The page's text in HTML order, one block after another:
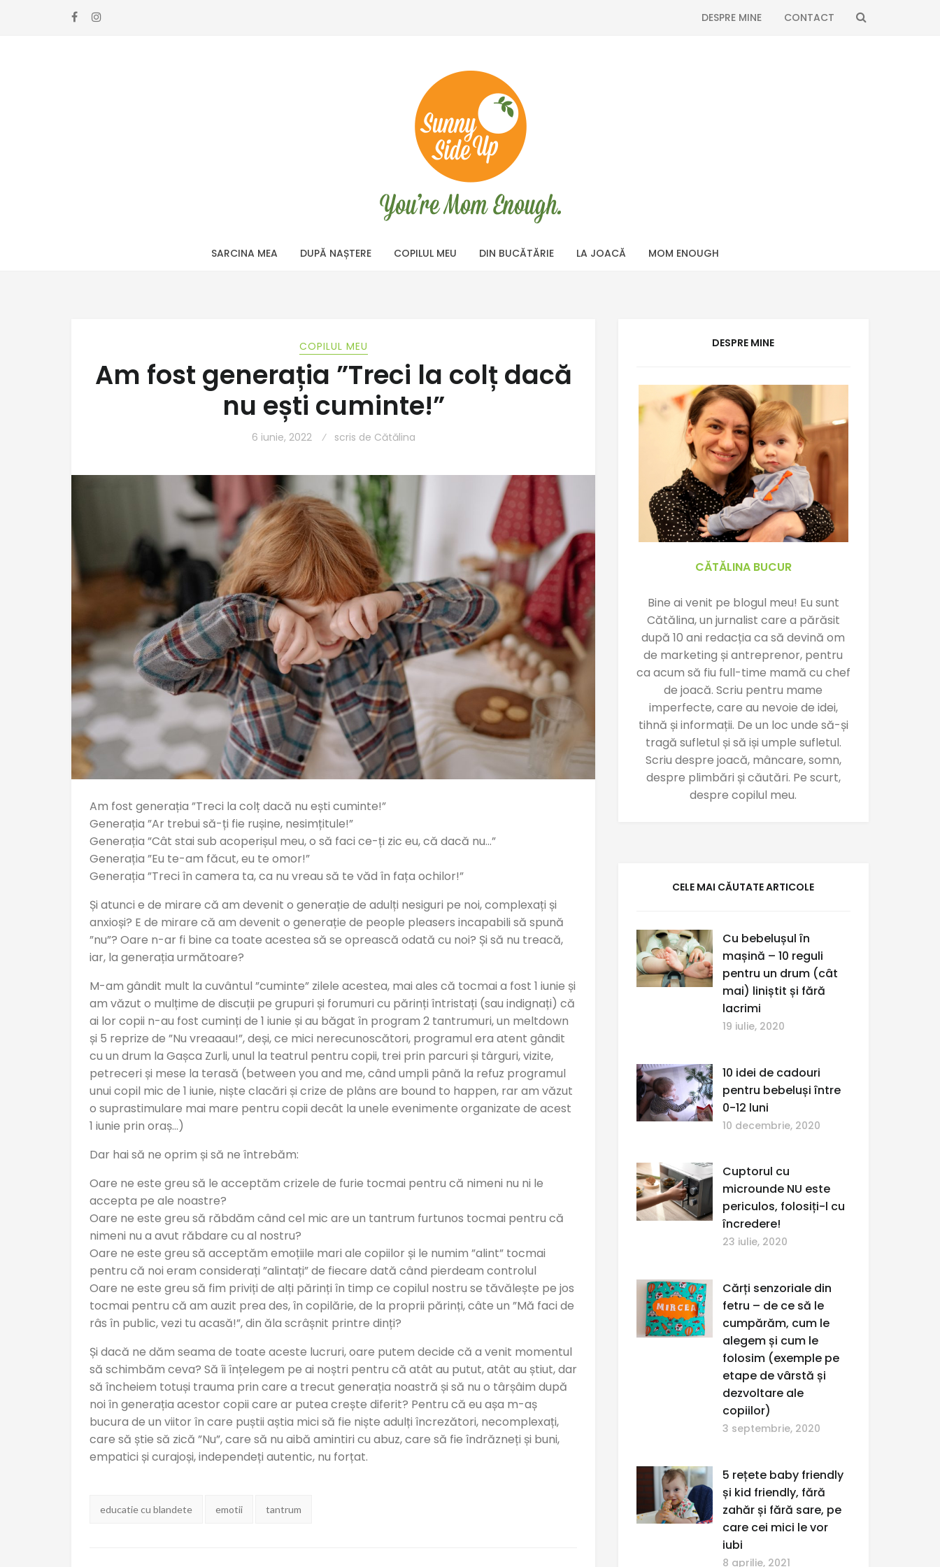
SEARCH
DESPRE MINE CONTACT
SARCINA MEA DUPĂ NAȘTERE COPILUL MEU DIN BUCĂTĂRIE LA JOACĂ MOM ENOUGH
COPILUL MEU
Am fost generația ”Treci la colț dacă
nu ești cuminte!”
6 iunie, 2022 scris de Cătălina
Am fost generația ”Treci la colț dacă nu ești cuminte!”
Generația ”Ar trebui să-ți fie rușine, nesimțitule!”
Generația ”Cât stai sub acoperișul meu, o să faci ce-ți zic eu, că dacă nu…”
Generația ”Eu te-am făcut, eu te omor!”
Generația ”Treci în camera ta, ca nu vreau să te văd în fața ochilor!”
Și atunci e de mirare că am devenit o generație de adulți nesiguri pe noi, complexați și
anxioși? E de mirare că am devenit o generație de people pleasers incapabili să spună
”nu”? Oare n-ar fi bine ca toate acestea să se oprească odată cu noi? Și să nu treacă,
iar, la generația următoare?
M-am gândit mult la cuvântul ”cuminte” zilele acestea, mai ales că tocmai a fost 1 iunie și
am văzut o mulțime de discuții pe grupuri și forumuri cu părinți întristați (sau indignați) că
ai lor copii n-au fost cuminți de 1 iunie și au băgat în program 2 tantrumuri, un meltdown
și 5 reprize de ”Nu vreaaau!”, deși, ce mici nerecunoscători, programul era atent gândit
cu un drum la Gașca Zurli, unul la teatrul pentru copii, trei prin parcuri și târguri, vizite,
petreceri și mese la terasă (between you and me, când umpli până la refuz programul
unui copil mic de 1 iunie, niște clacări și crize de plâns are bound to happen, rar am văzut
o suprastimulare mai mare pentru copii decât la unele evenimente organizate de acest
1 iunie prin oraș…)
Dar hai să ne oprim și să ne întrebăm:
Oare ne este greu să le acceptăm crizele de furie tocmai pentru că nimeni nu ni le
accepta pe ale noastre?
Oare ne este greu să răbdăm când cel mic are un tantrum furtunos tocmai pentru că
nimeni nu a avut răbdare cu al nostru?
Oare ne este greu să acceptăm emoțiile mari ale copiilor și le numim ”alint” tocmai
pentru că noi eram considerați ”alintați” de fiecare dată când pierdeam controlul
Oare ne este greu să fim priviți de alți părinți în timp ce copilul nostru se tăvălește pe jos
tocmai pentru că am auzit prea des, în copilărie, de la proprii părinți, câte un ”Mă faci de
râs în public, vezi tu acasă!”, din ăla scrâșnit printre dinți?
Și dacă ne dăm seama de toate aceste lucruri, oare putem decide că a venit momentul
să schimbăm ceva? Să îi înțelegem pe ai noștri pentru că atât au putut, atât au știut, dar
să încheiem totuși trauma prin care a trecut generația noastră și să nu o târșâim după
noi în generația acestor copii care ar putea crește diferit? Pentru că eu așa m-aș
bucura de un viitor în care puștii aștia mici să fie niște adulți încrezători, necomplexați,
care să știe să zică ”Nu”, care să nu aibă amintiri cu abuz, care să fie îndrăzneți și buni,
empatici și curajoși, independeți autentic, nu forțat.
Tag-
educatie cu blandete emotii tantrum
DESPRE MINE
CĂTĂLINA BUCUR
Bine ai venit pe blogul meu! Eu sunt
Cătălina, un jurnalist care a părăsit
după 10 ani redacția ca să devină om
de marketing și antreprenor, pentru
ca acum să fiu full-time mamă cu chef
de joacă. Scriu pentru mame
imperfecte, care au nevoie de idei,
tihnă și informații. De un loc unde să-și
tragă sufletul și să iși umple sufletul.
Scriu despre joacă, mâncare, somn,
despre plimbări și căutări. Pe scurt,
despre copilul meu.
CELE MAI CĂUTATE ARTICOLE
Cu bebelușul în
mașină – 10 reguli
pentru un drum (cât
mai) liniștit și fără
lacrimi
19 iulie, 2020
10 idei de cadouri
pentru bebeluși între
0-12 luni
10 decembrie, 2020
Cuptorul cu
microunde NU este
periculos, folosiți-l cu
încredere!
23 iulie, 2020
Cărți senzoriale din
fetru – de ce să le
cumpărăm, cum le
alegem și cum le
folosim (exemple pe
etape de vârstă și
dezvoltare ale
copiilor)
3 septembrie, 2020
5 rețete baby friendly
și kid friendly, fără
zahăr și fără sare, pe
care cei mici le vor
iubi
8 aprilie, 2021